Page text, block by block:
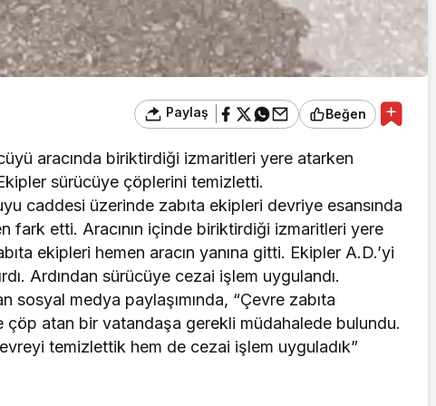
Paylaş Beğen
aracında biriktirdiği izmaritleri yere atarken
sürücüye çöplerini temizletti.
caddesi üzerinde zabıta ekipleri devriye esansında
fark etti. Aracının içinde biriktirdiği izmaritleri yere
ekipleri hemen aracın yanına gitti. Ekipler A.D.’yi
Ardından sürücüye cezai işlem uygulandı.
sosyal medya paylaşımında, “Çevre zabıta
çöp atan bir vatandaşa gerekli müdahalede bulundu.
temizlettik hem de cezai işlem uyguladık”